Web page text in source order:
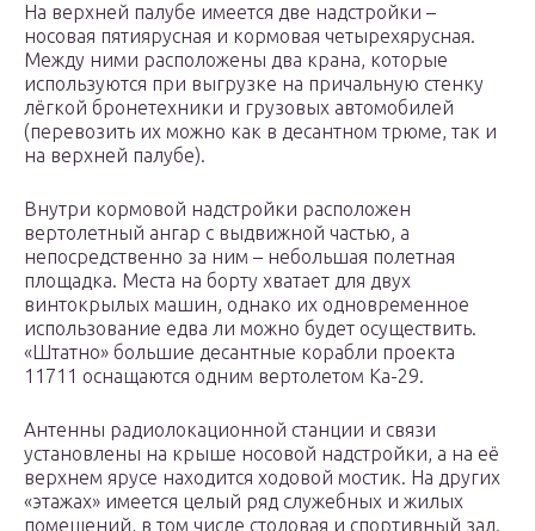
На верхней палубе имеется две надстройки –
носовая пятиярусная и кормовая четырехярусная.
Между ними расположены два крана, которые
используются при выгрузке на причальную стенку
лёгкой бронетехники и грузовых автомобилей
(перевозить их можно как в десантном трюме, так и
на верхней палубе).
Внутри кормовой надстройки расположен
вертолетный ангар с выдвижной частью, а
непосредственно за ним – небольшая полетная
площадка. Места на борту хватает для двух
винтокрылых машин, однако их одновременное
использование едва ли можно будет осуществить.
«Штатно» большие десантные корабли проекта
11711 оснащаются одним вертолетом Ка-29.
Антенны радиолокационной станции и связи
установлены на крыше носовой надстройки, а на её
верхнем ярусе находится ходовой мостик. На других
«этажах» имеется целый ряд служебных и жилых
помещений, в том числе столовая и спортивный зал.